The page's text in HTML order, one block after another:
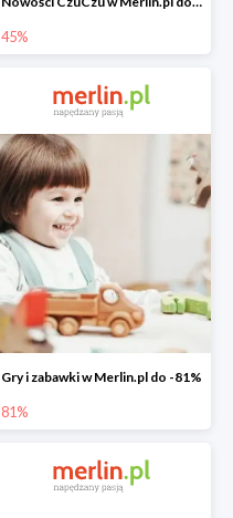
45%
Gry i zabawki w Merlin.pl do -81%
81%